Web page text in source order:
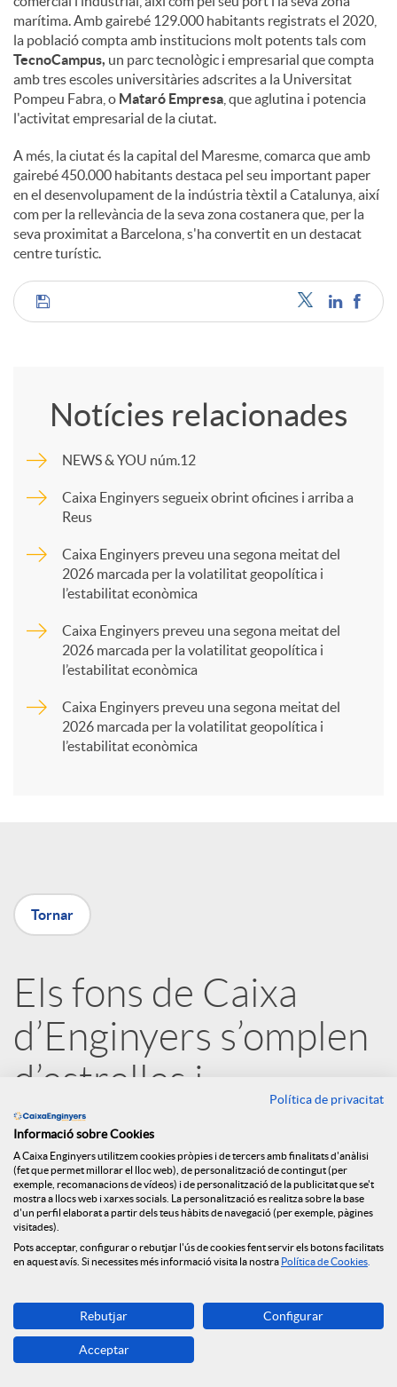
marítima. Amb gairebé 129.000 habitants registrats el 2020,
la població compta amb institucions molt potents tals com
TecnoCampus, un parc tecnològic i empresarial que compta
amb tres escoles universitàries adscrites a la Universitat
Pompeu Fabra, o Mataró Empresa , que aglutina i potencia
l'activitat empresarial de la ciutat.
A més, la ciutat és la capital del Maresme, comarca que amb
gairebé 450.000 habitants destaca pel seu important paper
en el desenvolupament de la indústria tèxtil a Catalunya, així
com per la rellevància de la seva zona costanera que, per la
seva proximitat a Barcelona, s'ha convertit en un destacat
centre turístic.
C
p
a
X
r
x
e
s
S
o
c
Notícies relacionades
NEWS & YOU núm.12
Caixa Enginyers segueix obrint oficines i arriba a
Reus
Caixa Enginyers preveu una segona meitat del
2026 marcada per la volatilitat geopolítica i
l’estabilitat econòmica
Caixa Enginyers preveu una segona meitat del
2026 marcada per la volatilitat geopolítica i
l’estabilitat econòmica
Caixa Enginyers preveu una segona meitat del
2026 marcada per la volatilitat geopolítica i
l’estabilitat econòmica
Tornar
Els fons de Caixa
d’Enginyers s’omplen
d’estrelles i
encapçalen els
rankings
21.07.2020
Política de privacitat
Informació sobre Cookies
A Caixa Enginyers utilitzem cookies pròpies i de tercers amb finalitats d'anàlisi
(fet que permet millorar el lloc web), de personalització de contingut (per
exemple, recomanacions de vídeos) i de personalització de la publicitat que se't
mostra a llocs web i xarxes socials. La personalització es realitza sobre la base
d'un perfil elaborat a partir dels teus hàbits de navegació (per exemple, pàgines
visitades).
Pots acceptar, configurar o rebutjar l'ús de cookies fent servir els botons facilitats
en aquest avís. Si necessites més informació visita la nostra Política de Cookies
Rebutjar Configurar
Acceptar